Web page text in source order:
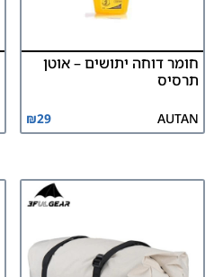
חומר דוחה יתושים – אוטן
תרסיס
AUTAN
₪29